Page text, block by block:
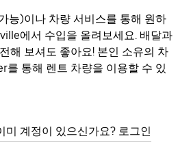
능)이나 차량 서비스를 통해 원하
에서 수입을 올려보세요. 배달과
해 보셔도 좋아요! 본인 소유의 차
를 통해 렌트 차량을 이용할 수 있
미 계정이 있으신가요? 로그인